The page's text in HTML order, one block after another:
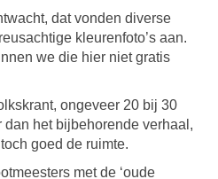
dat vonden diverse
kleurenfoto’s aan.
we die hier niet gratis
ongeveer 20 bij 30
dan het bijbehorende verhaal,
goed de ruimte.
met de ‘oude